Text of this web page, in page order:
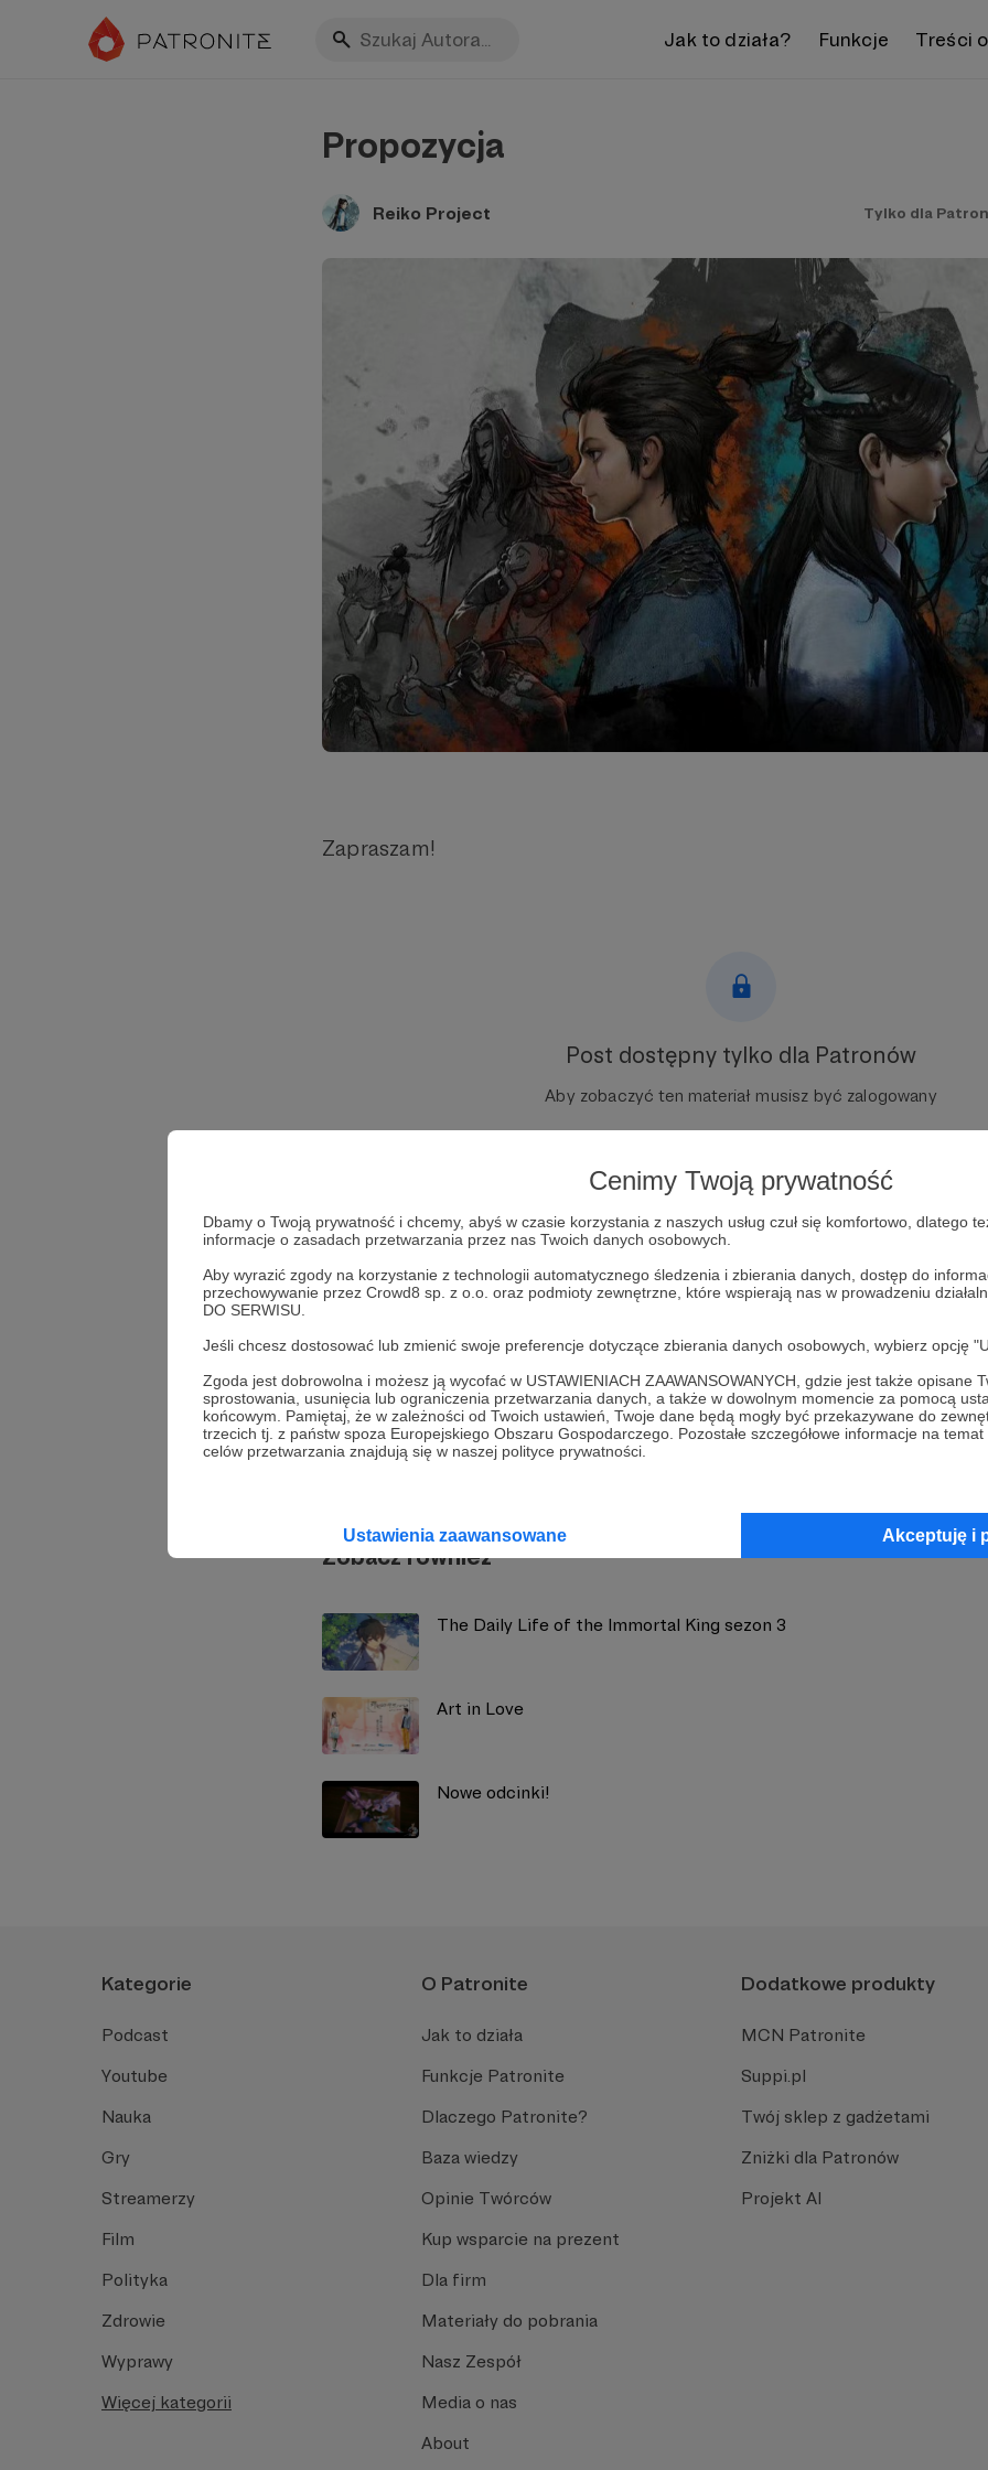
Cenimy Twoją prywatność
Dbamy o Twoją prywatność i chcemy, abyś w czasie korzystania z naszych usług czuł się komfortowo, dlatego
informacje o zasadach przetwarzania przez nas Twoich danych osobowych.
Aby wyrazić zgody na korzystanie z technologii automatycznego śledzenia i zbierania danych, dostęp do
przechowywanie przez Crowd8 sp. z o.o. oraz podmioty zewnętrzne, które wspierają nas w prowadzeniu
DO SERWISU.
Jeśli chcesz dostosować lub zmienić swoje preferencje dotyczące zbierania danych osobowych, wybierz opcję
Zgoda jest dobrowolna i możesz ją wycofać w USTAWIENIACH ZAAWANSOWANYCH, gdzie jest także opisane
sprostowania, usunięcia lub ograniczenia przetwarzania danych, a także w dowolnym momencie za pomocą
końcowym. Pamiętaj, że w zależności od Twoich ustawień, Twoje dane będą mogły być przekazywane do
trzecich tj. z państw spoza Europejskiego Obszaru Gospodarczego. Pozostałe szczegółowe informacje na
celów przetwarzania znajdują się w naszej polityce prywatności.
Ustawienia zaawansowane Akceptuję i
Jak to działa? Funkcje Treści
Propozycja
Reiko Project Tylko dla
Zapraszam!
Post dostępny tylko dla Patronów
Aby zobaczyć ten materiał musisz być zalogowany
reikoproject
Udostępnij
Reiko Project
Zobacz również
The Daily Life of the Immortal King sezon 3
Art in Love
Nowe odcinki!
Kategorie
Podcast
Youtube
Nauka
Gry
Streamerzy
Film
Polityka
Zdrowie
Wyprawy
Więcej kategorii
O Patronite
Jak to działa
Funkcje Patronite
Dlaczego Patronite?
Baza wiedzy
Opinie Twórców
Kup wsparcie na prezent
Dla firm
Materiały do pobrania
Nasz Zespół
Media o nas
About
Dodatkowe produkty
MCN Patronite
Suppi.pl
Twój sklep z gadżetami
Zniżki dla Patronów
Projekt AI